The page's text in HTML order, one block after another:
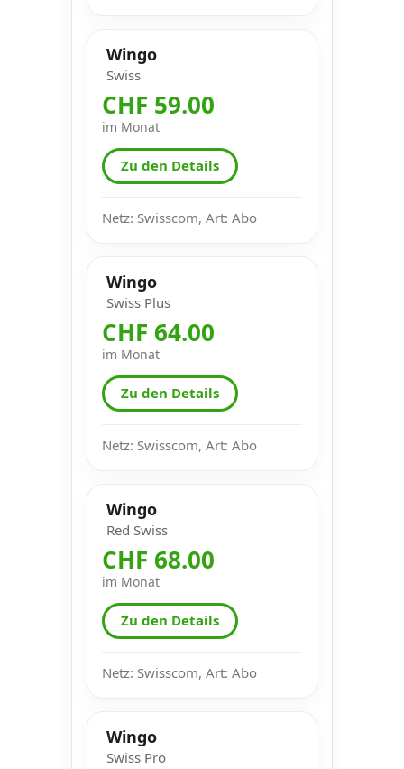
Wingo
Swiss
CHF 59.00
im Monat
Zu den Details
Netz: Swisscom, Art: Abo
Wingo
Swiss Plus
CHF 64.00
im Monat
Zu den Details
Netz: Swisscom, Art: Abo
Wingo
Red Swiss
CHF 68.00
im Monat
Zu den Details
Netz: Swisscom, Art: Abo
Wingo
Swiss Pro